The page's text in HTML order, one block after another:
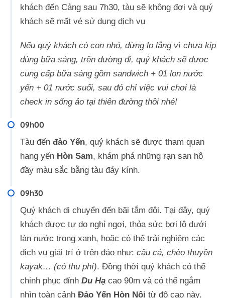
khách đến Cảng sau 7h30, tàu sẽ không đợi và quý
khách sẽ mất vé sử dụng dịch vụ
Nếu quý khách có con nhỏ, đừng lo lắng vì chưa kịp
dùng bữa sáng, trên đường đi, quý khách sẽ được
cung cấp bữa sáng gồm sandwich + 01 lon nước
yến + 01 nước suối, sau đó chỉ việc vui chơi là
check in sống ảo tại thiên đường thôi nhé!
09h00
Tàu đến đảo Yến, quý khách sẽ được tham quan
hang yến Hòn Sam, khám phá những rạn san hô
đầy màu sắc bằng tàu đáy kính.
09h30
Quý khách di chuyển đến bãi tắm đôi. Tại đây, quý
khách được tự do nghỉ ngơi, thỏa sức bơi lộ dưới
làn nước trong xanh, hoặc có thể trải nghiệm các
dịch vụ giải trí ở trên đảo như: câu cá, chèo thuyền
kayak… (có thu phí). Đồng thời quý khách có thể
chinh phục đỉnh Du Hạ cao 90m và có thể ngắm
nhìn toàn cảnh Đảo Yến Hòn Nội từ độ cao này.